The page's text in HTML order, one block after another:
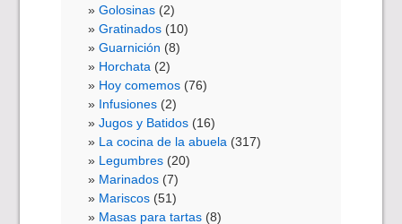
Golosinas (2)
Gratinados (10)
Guarnición (8)
Horchata (2)
Hoy comemos (76)
Infusiones (2)
Jugos y Batidos (16)
La cocina de la abuela (317)
Legumbres (20)
Marinados (7)
Mariscos (51)
Masas para tartas (8)